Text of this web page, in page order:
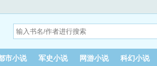
市小说 军史小说 网游小说 科幻小说